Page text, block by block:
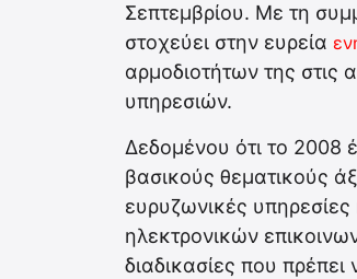
Σεπτεμβρίου. Με τη
στοχεύει στην ευρεία
αρμοδιοτήτων της στις
υπηρεσιών.
Δεδομένου ότι το 2008
βασικούς θεματικούς
ευρυζωνικές
ηλεκτρονικών
διαδικασίες που